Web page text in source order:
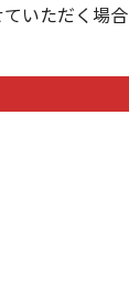
いただく場